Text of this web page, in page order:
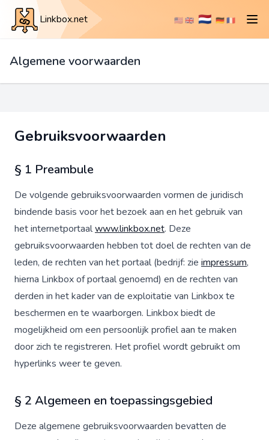
Linkbox.net 🇺🇸 🇬🇧 🇳🇱 🇩🇪🇫🇷
Algemene voorwaarden
Gebruiksvoorwaarden
§ 1 Preambule
De volgende gebruiksvoorwaarden vormen de juridisch
bindende basis voor het bezoek aan en het gebruik van
het internetportaalwww.linkbox.net. Deze
gebruiksvoorwaarden hebben tot doel de rechten van de
leden, de rechten van het portaal (bedrijf: zie impressum,
hierna Linkbox of portaal genoemd) en de rechten van
derden in het kader van de exploitatie van Linkbox te
beschermen en te waarborgen. Linkbox biedt de
mogelijkheid om een persoonlijk profiel aan te maken
door zich te registreren. Het profiel wordt gebruikt om
hyperlinks weer te geven.
§ 2 Algemeen en toepassingsgebied
Deze algemene gebruiksvoorwaarden bevatten de